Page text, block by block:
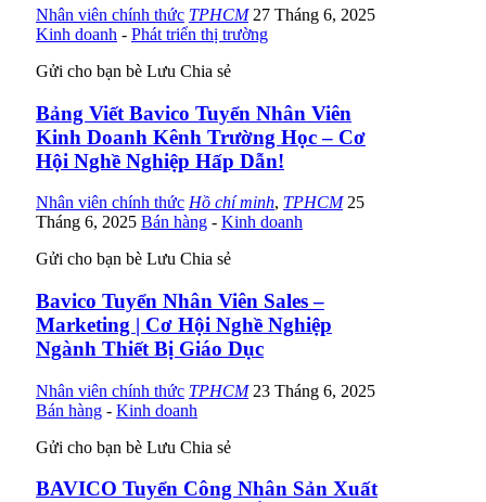
Nhân viên chính thức TPHCM 27 Tháng 6, 2025
Kinh doanh - Phát triển thị trường
Gửi cho bạn bè Lưu Chia sẻ
Bảng Viết Bavico Tuyển Nhân Viên
Kinh Doanh Kênh Trường Học – Cơ
Hội Nghề Nghiệp Hấp Dẫn!
Nhân viên chính thức Hồ chí minh, TPHCM 25
Tháng 6, 2025 Bán hàng - Kinh doanh
Gửi cho bạn bè Lưu Chia sẻ
Bavico Tuyển Nhân Viên Sales –
Marketing | Cơ Hội Nghề Nghiệp
Ngành Thiết Bị Giáo Dục
Nhân viên chính thức TPHCM 23 Tháng 6, 2025
Bán hàng - Kinh doanh
Gửi cho bạn bè Lưu Chia sẻ
BAVICO Tuyển Công Nhân Sản Xuất